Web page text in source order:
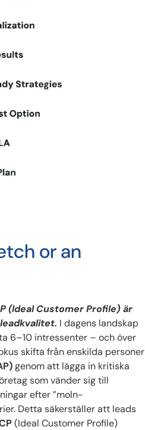
or an
(Ideal Customer Profile) är
I dagens landskap
6–10 intressenter – och över
skifta från enskilda personer
genom att lägga in kritiska
som vänder sig till
efter ”moln-
Detta säkerställer att leads
(Ideal Customer Profile)